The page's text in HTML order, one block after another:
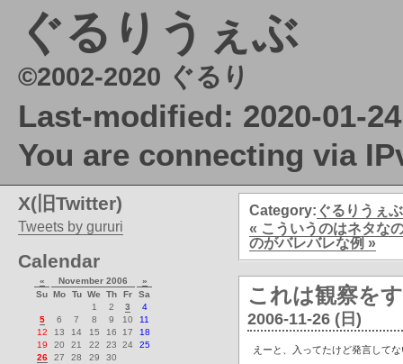
ぐるりうぇぶ
©2002-2020 ぐるり
Last-modified: 2020-01-
You are connecting via
Category: ぐるりうぇぶ
« こういうのはネタな
のがバレバレな例 »
これは観察を
2006-11-26 (日)
えーと、入ってたけど発言して
X(旧Twitter)
Tweets by gururi
Calendar
« November 2006
»
Su Mo Tu We Th Fr
Sa
1
2 3
4
5
6 7 8 9 10
11
12
13 14 15 16 17
18
19
20 21 22 23 24
25
26
27 28 29 30